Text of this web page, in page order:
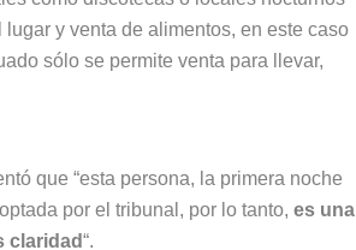
y venta de alimentos, en este caso
sólo se permite venta para llevar,
que “esta persona, la primera noche
por el tribunal, por lo tanto, es una
claridad“.